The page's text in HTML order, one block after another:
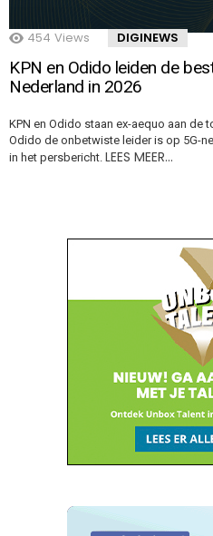
454 Views DIGINEWS
KPN en Odido leiden de
Nederland in 2026
KPN en Odido staan ex-aequo aan de
Odido de onbetwiste leider is op 5G-
in het persbericht. LEES MEER…